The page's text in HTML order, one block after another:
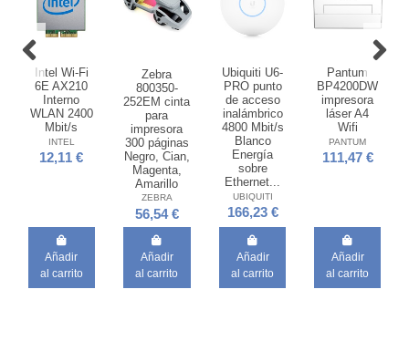
Intel Wi-Fi
6E AX210
Interno
WLAN 2400
Mbit/s
INTEL
12,11 €
Añadir
al carrito
Zebra
800350-
252EM cinta
para
impresora
300 páginas
Negro, Cian,
Magenta,
Amarillo
ZEBRA
56,54 €
Añadir
al carrito
Ubiquiti U6-
PRO punto
de acceso
inalámbrico
4800 Mbit/s
Blanco
Energía
sobre
Ethernet...
UBIQUITI
166,23 €
Añadir
al carrito
Pantum
BP4200DW
impresora
láser A4
Wifi
PANTUM
111,47 €
Añadir
al carrito